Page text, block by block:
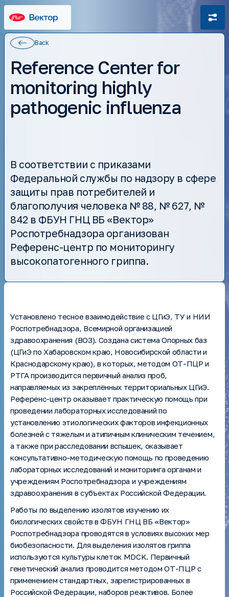
Back
Reference Center for
monitoring highly
pathogenic influenza
В соответствии с приказами
Федеральной службы по надзору в сфере
защиты прав потребителей и
благополучия человека № 88, № 627, №
842 в ФБУН ГНЦ ВБ «Вектор»
Роспотребнадзора организован
Референс-центр по мониторингу
высокопатогенного гриппа.
Установлено тесное взаимодействие с ЦГиЭ, ТУ и НИИ
Роспотребнадзора, Всемирной организацией
здравоохранения (ВОЗ). Создана система Опорных баз
(ЦГиЭ по Хабаровском краю, Новосибирской области и
Краснодарскому краю), в которых, методом ОТ-ПЦР и
РТГА производится первичный анализ проб,
направляемых из закреплённых территориальных ЦГиЭ.
Референс-центр оказывает практическую помощь при
проведении лабораторных исследований по
установлению этиологических факторов инфекционных
болезней с тяжелым и атипичным клиническим течением,
а также при расследовании вспышек, оказывает
консультативно-методическую помощь по проведению
лабораторных исследований и мониторинга органам и
учреждениям Роспотребнадзора и учреждениям
здравоохранения в субъектах Российской Федерации.
Работы по выделению изолятов изучению их
биологических свойств в ФБУН ГНЦ ВБ «Вектор»
Роспотребнадзора проводятся в условиях высоких мер
биобезопасности. Для выделения изолятов гриппа
используются культуры клеток MDCK. Первичный
генетический анализ проводится методом ОТ-ПЦР с
применением стандартных, зарегистрированных в
Российской Федерации, наборов реактивов. Более
Mission and goals
Documents
Assessment of working conditions
Information about the educational organization
Postgraduate study
Целевое обучение
Additional education
Scientific Library
Dissertation Council
International cooperation
Reference centers
Patents
Scientific publications
Unique scientific installations
Anti-corruption